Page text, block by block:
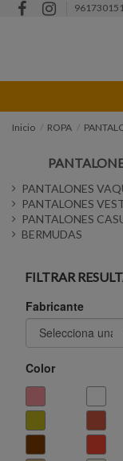
Inicio ROPA
PANTALONES
PANTALONES
PANTALONES
BERMUDAS
FILTRAR
Fabricante
Color